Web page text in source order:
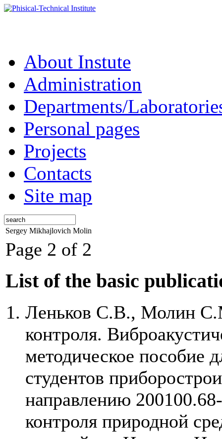
About Instute
Administration
Departments/
Personal pages
Projects
Contacts
Site map
Sergey Mikhajlovich Molin
Page 2 of 2
List of the basic
Леньков С.В., Молин
контроля.
методическое пособие
студентов
направлению
контроля природной